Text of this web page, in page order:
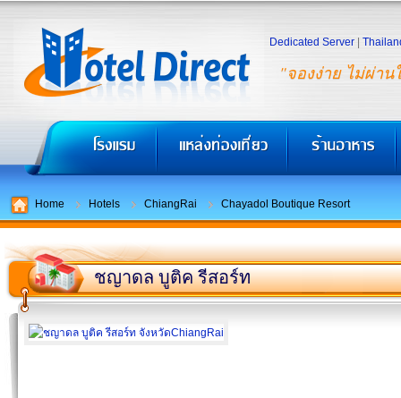
"จองง่าย ไม่ผ่าน
Dedicated Server
Home Hotels ChiangRai Chayadol Boutique Resort
ชญาดล บูติค รีสอร์ท